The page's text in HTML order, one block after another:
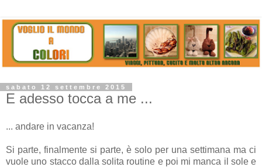
sabato 12 settembre 2015
E adesso tocca a me ...
... andare in vacanza!
Si parte, finalmente si parte, è solo per una settimana ma ci
vuole uno stacco dalla solita routine e poi mi manca il sole e